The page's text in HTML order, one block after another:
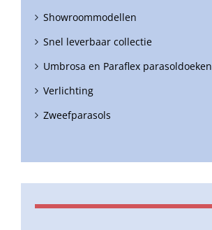
Showroommodellen
Snel leverbaar collectie
Umbrosa en Paraflex parasoldoeken
Verlichting
Zweefparasols